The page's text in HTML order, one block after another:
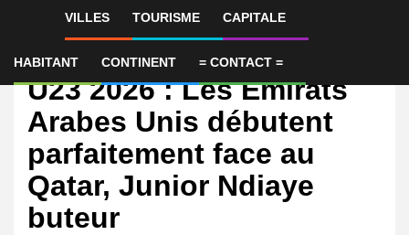
VILLES TOURISME CAPITALE
HABITANT CONTINENT = CONTACT =
International
[Sélection] Asian Cup
U23 2026 : Les Émirats
Arabes Unis débutent
parfaitement face au
Qatar, Junior Ndiaye
buteur